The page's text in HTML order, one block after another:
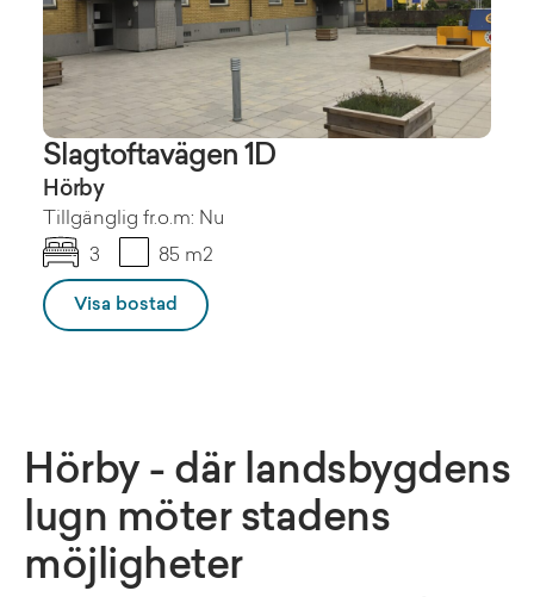
Slagtoftavägen 1D
Hörby
Tillgänglig fr.o.m: Nu
3
85 m2
Visa bostad
Hörby - där landsbygdens
lugn möter stadens
möjligheter